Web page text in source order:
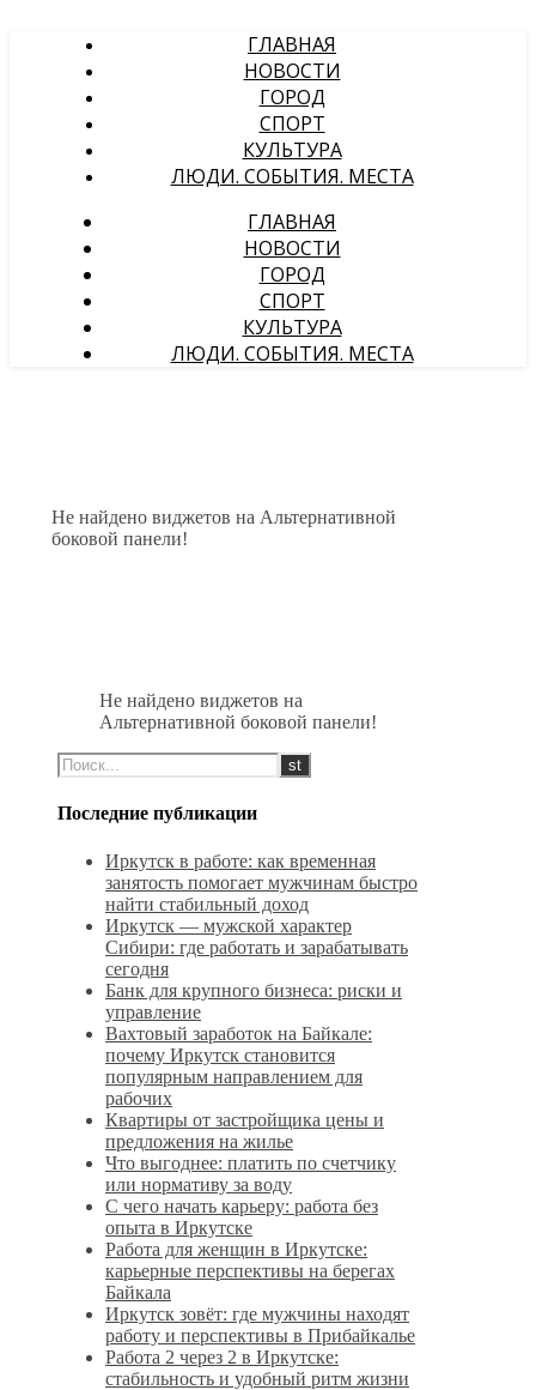
ГЛАВНАЯ
НОВОСТИ
ГОРОД
СПОРТ
КУЛЬТУРА
ЛЮДИ. СОБЫТИЯ. МЕСТА
ГЛАВНАЯ
НОВОСТИ
ГОРОД
СПОРТ
КУЛЬТУРА
ЛЮДИ. СОБЫТИЯ. МЕСТА
Не найдено виджетов на Альтернативной
боковой панели!
Не найдено виджетов на
Альтернативной боковой панели!
Последние публикации
Иркутск в работе: как временная
занятость помогает мужчинам быстро
найти стабильный доход
Иркутск — мужской характер
Сибири: где работать и зарабатывать
сегодня
Банк для крупного бизнеса: риски и
управление
Вахтовый заработок на Байкале:
почему Иркутск становится
популярным направлением для
рабочих
Квартиры от застройщика цены и
предложения на жилье
Что выгоднее: платить по счетчику
или нормативу за воду
С чего начать карьеру: работа без
опыта в Иркутске
Работа для женщин в Иркутске:
карьерные перспективы на берегах
Байкала
Иркутск зовёт: где мужчины находят
работу и перспективы в Прибайкалье
Работа 2 через 2 в Иркутске:
стабильность и удобный ритм жизни